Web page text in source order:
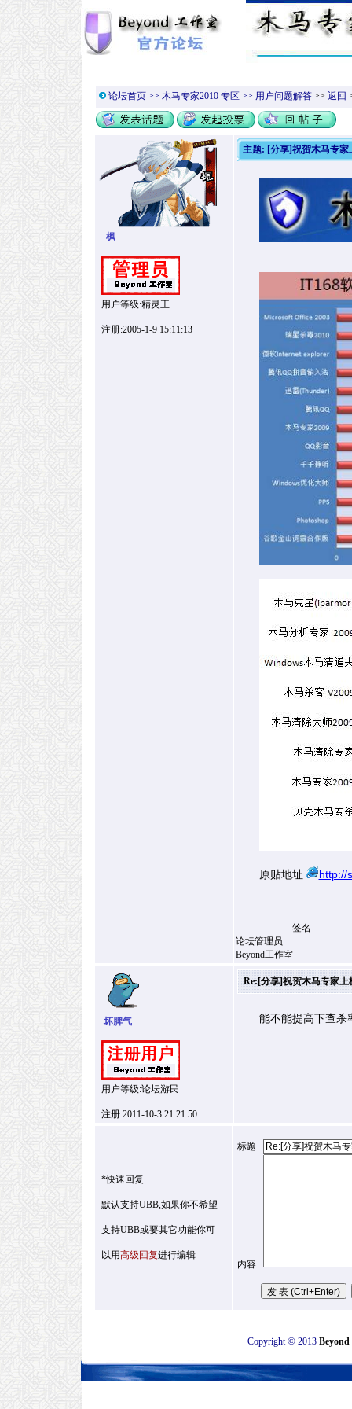
论坛首页>> 木马专家2010 专区 >> 用户问题解答>> 返回
枫
用户等级:精灵王
注册:2005-1-9 15:11:13
主题: [分享]祝贺木马专家
原贴地址 http://
------------------签名
论坛管理员
Beyond工作室
坏脾气
用户等级:论坛游民
注册:2011-10-3 21:21:50
Re:[分享]祝贺木马专家上
能不能提高下查杀
*快速回复
默认支持UBB,如果你不希望
支持UBB或要其它功能你可
以用高级回复进行编辑
标题
内容
Copyright©2013